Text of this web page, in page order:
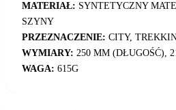
MATERIAŁ: SYNTETYCZNY
SZYNY
PRZEZNACZENIE: CITY,
WYMIARY: 250 MM (DŁUGOŚĆ),
WAGA: 615G